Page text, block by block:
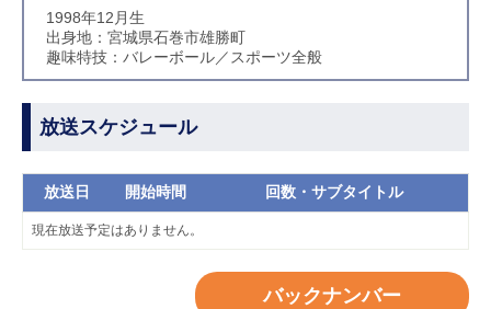
1998年12月生
出身地：宮城県石巻市雄勝町
趣味特技：バレーボール／スポーツ全般
放送スケジュール
放送日 開始時間 回数・サブタイトル
現在放送予定はありません。
バックナンバー